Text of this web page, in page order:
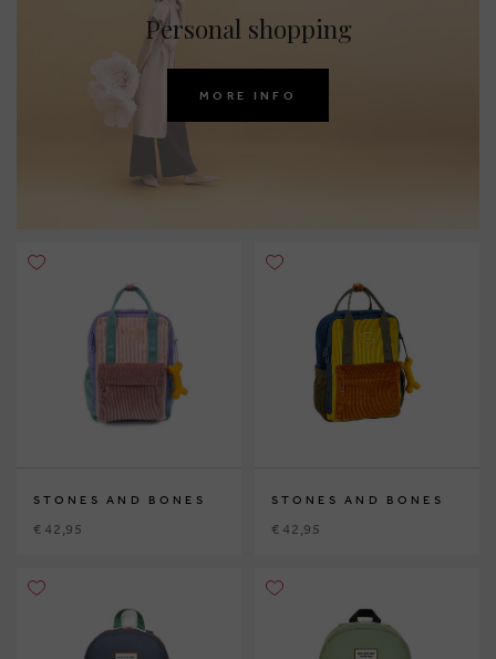
Personal shopping
MORE INFO
STONES AND BONES
€ 42,95
STONES AND BONES
€ 42,95